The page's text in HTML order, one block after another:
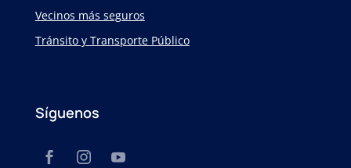
Vecinos más seguros
Tránsito y Transporte Público
Síguenos